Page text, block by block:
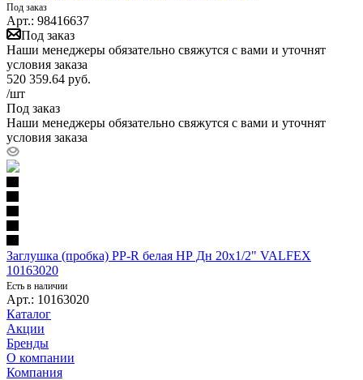
Под заказ
Арт.: 98416637
Под заказ
Наши менеджеры обязательно свяжутся с вами и уточнят
условия заказа
520 359.64 руб.
/шт
Под заказ
Наши менеджеры обязательно свяжутся с вами и уточнят
условия заказа
Заглушка (пробка) PP-R белая НР Дн 20х1/2" VALFEX
10163020
Есть в наличии
Арт.: 10163020
Каталог
Акции
Бренды
О компании
Компания